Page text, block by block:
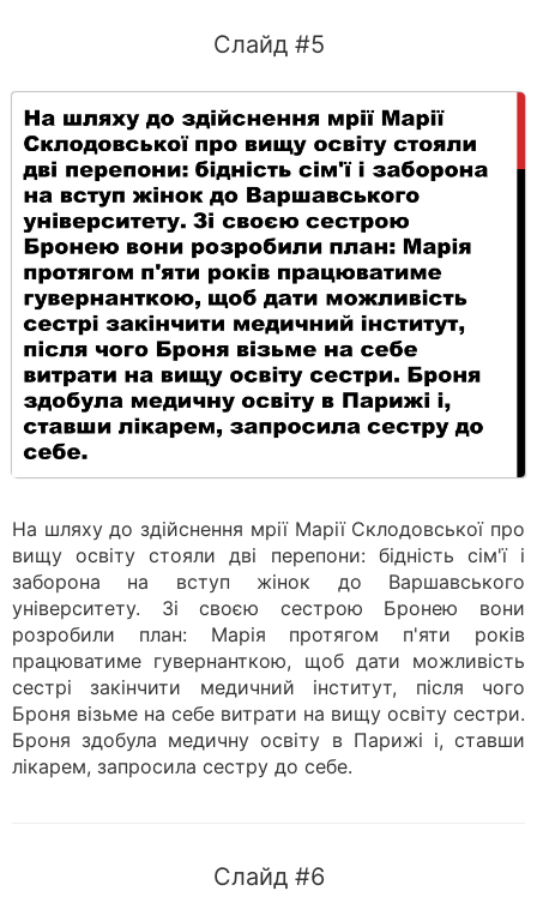
Слайд #5
На шляху до здійснення мрії Марії Склодовської про
вищу освіту стояли дві перепони: бідність сім'ї і
заборона на вступ жінок до Варшавського
університету. Зі своєю сестрою Бронею вони
розробили план: Марія протягом п'яти років
працюватиме гувернанткою, щоб дати можливість
сестрі закінчити медичний інститут, після чого
Броня візьме на себе витрати на вищу освіту сестри.
Броня здобула медичну освіту в Парижі і, ставши
лікарем, запросила сестру до себе.
Слайд #6